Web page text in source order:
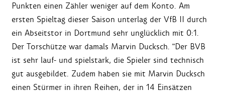
Punkten einen Zähler weniger auf dem Konto. Am
ersten Spieltag dieser Saison unterlag der VfB II durch
ein Abseitstor in Dortmund sehr unglücklich mit 0:1.
Der Torschütze war damals Marvin Ducksch. "Der BVB
ist sehr lauf- und spielstark, die Spieler sind technisch
gut ausgebildet. Zudem haben sie mit Marvin Ducksch
einen Stürmer in ihren Reihen, der in 14 Einsätzen